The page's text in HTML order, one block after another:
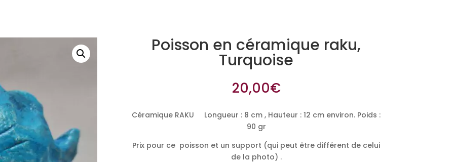
Poisson en céramique raku,
Turquoise
20,00€
Céramique RAKU Longueur : 8 cm , Hauteur : 12 cm environ. Poids :
90 gr
Prix pour ce poisson et un support (qui peut être différent de celui
de la photo) .